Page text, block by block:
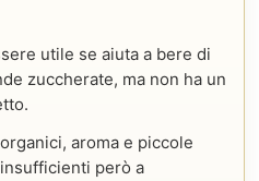
utile se aiuta a bere di
zuccherate, ma non ha un
aroma e piccole
però a